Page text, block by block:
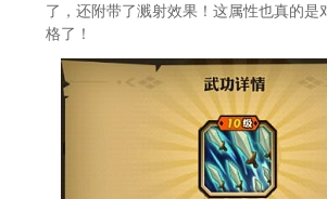
了，还附带了溅射效果！这属性也真的是
格了！